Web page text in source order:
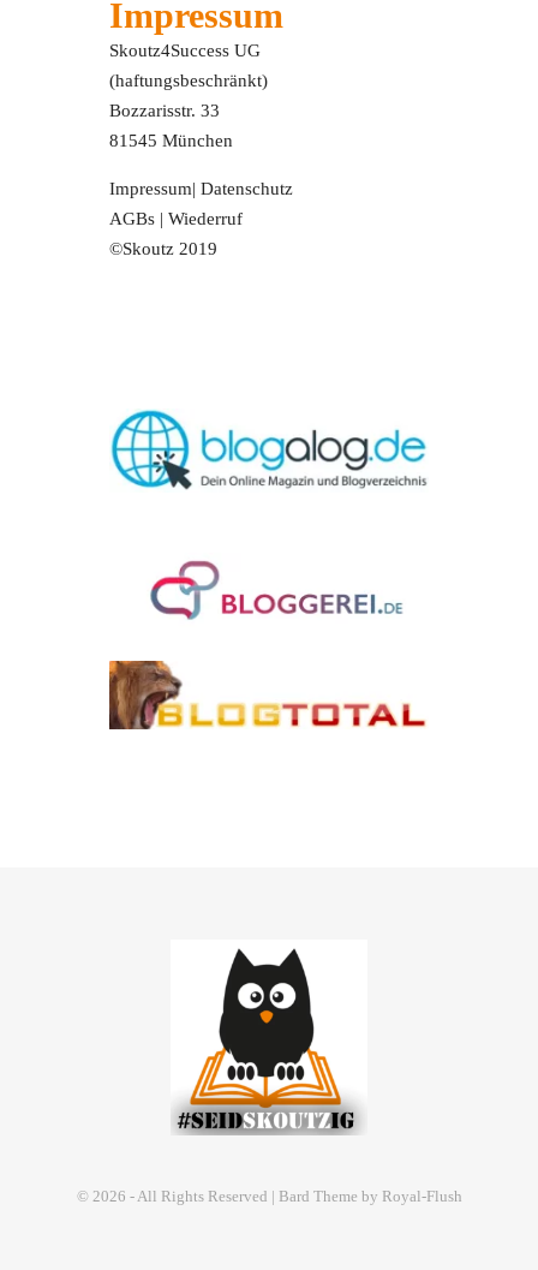
Impressum
Skoutz4Success UG
(haftungsbeschränkt)
Bozzarisstr. 33
81545 München
Impressum|Datenschutz
AGBs |Wiederruf
©Skoutz 2019
© 2026 - All Rights Reserved | Bard Theme by Royal-Flush